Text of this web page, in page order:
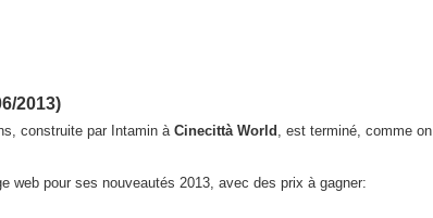
2013)
construite par Intamin à Cinecittà World , est terminé, comme on
web pour ses nouveautés 2013, avec des prix à gagner: